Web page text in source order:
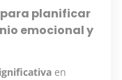
para planificar
emocional y
en